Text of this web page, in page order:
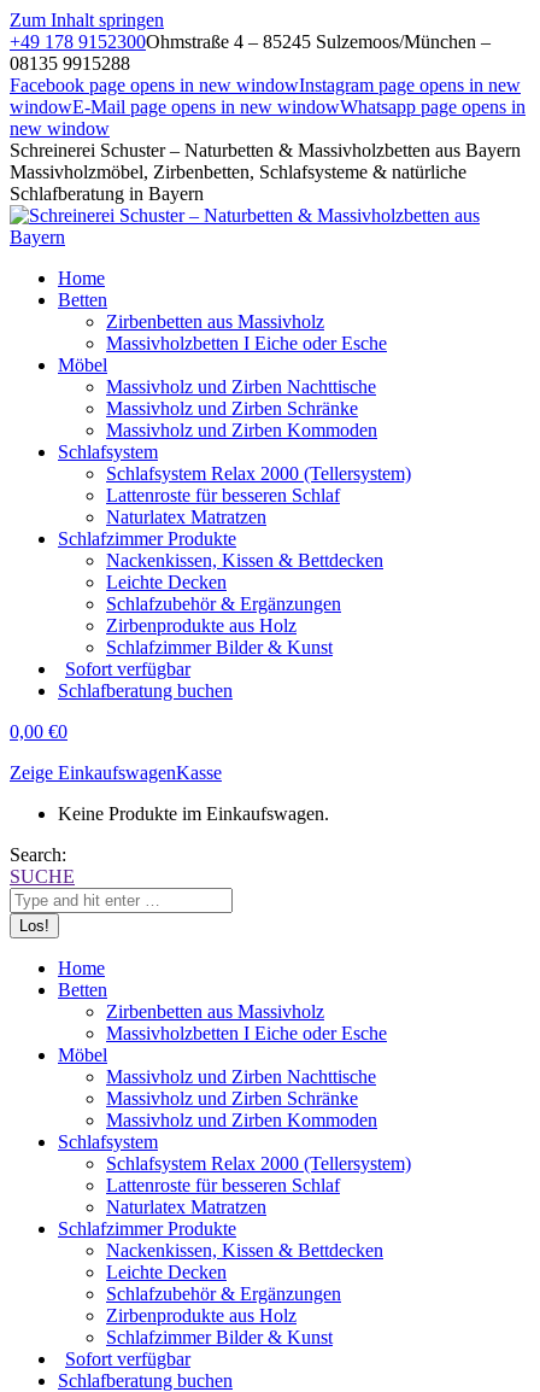
Zum Inhalt springen
+49 178 9152300Ohmstraße 4 – 85245 Sulzemoos/München –
08135 9915288
Facebook page opens in new windowInstagram page opens in new
windowE-Mail page opens in new windowWhatsapp page opens in
new window
Schreinerei Schuster – Naturbetten & Massivholzbetten aus Bayern
Massivholzmöbel, Zirbenbetten, Schlafsysteme & natürliche
Schlafberatung in Bayern
Home
Betten
Zirbenbetten aus Massivholz
Massivholzbetten I Eiche oder Esche
Möbel
Massivholz und Zirben Nachttische
Massivholz und Zirben Schränke
Massivholz und Zirben Kommoden
Schlafsystem
Schlafsystem Relax 2000 (Tellersystem)
Lattenroste für besseren Schlaf
Naturlatex Matratzen
Schlafzimmer Produkte
Nackenkissen, Kissen & Bettdecken
Leichte Decken
Schlafzubehör & Ergänzungen
Zirbenprodukte aus Holz
Schlafzimmer Bilder & Kunst
Sofort verfügbar
Schlafberatung buchen
0,00 €0
Zeige EinkaufswagenKasse
Keine Produkte im Einkaufswagen.
Search:
SUCHE
Home
Betten
Zirbenbetten aus Massivholz
Massivholzbetten I Eiche oder Esche
Möbel
Massivholz und Zirben Nachttische
Massivholz und Zirben Schränke
Massivholz und Zirben Kommoden
Schlafsystem
Schlafsystem Relax 2000 (Tellersystem)
Lattenroste für besseren Schlaf
Naturlatex Matratzen
Schlafzimmer Produkte
Nackenkissen, Kissen & Bettdecken
Leichte Decken
Schlafzubehör & Ergänzungen
Zirbenprodukte aus Holz
Schlafzimmer Bilder & Kunst
Sofort verfügbar
Schlafberatung buchen